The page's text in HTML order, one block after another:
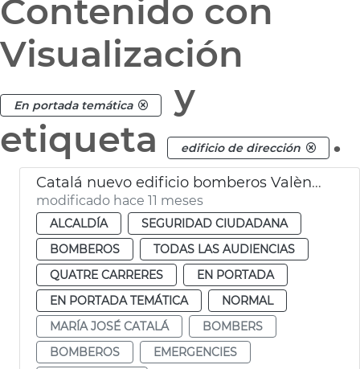
Contenido con
Visualización
En portada temática
y
etiqueta
edificio de dirección .
Catalá nuevo edificio bomberos València
modificado hace 11 meses
ALCALDÍA
SEGURIDAD CIUDADANA
BOMBEROS
TODAS LAS AUDIENCIAS
QUATRE CARRERES
EN PORTADA
EN PORTADA TEMÁTICA
NORMAL
MARÍA JOSÉ CATALÁ
BOMBERS
BOMBEROS
EMERGENCIES